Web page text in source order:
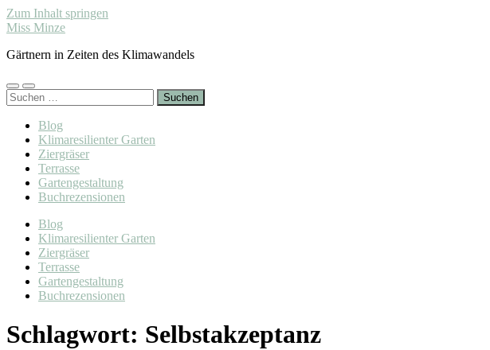
Zum Inhalt springen
Miss Minze
Gärtnern in Zeiten des Klimawandels
Mobile-
Menü
Suchfeld
ein-/ausblenden
Suchen
nach:
Blog
Klimaresilienter Garten
Ziergräser
Terrasse
Gartengestaltung
Buchrezensionen
Blog
Klimaresilienter Garten
Ziergräser
Terrasse
Gartengestaltung
Buchrezensionen
Schlagwort: Selbstakzeptanz